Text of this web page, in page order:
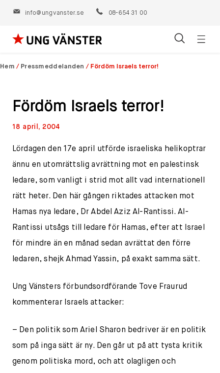
info@ungvanster.se 08-654 31 00
Hoppa
till
Hem / Pressmeddelanden / Fördöm Israels terror!
Fördöm Israels terror!
18 april, 2004
Lördagen den 17e april utförde israeliska helikoptrar
ännu en utomrättslig avrättning mot en palestinsk
ledare, som vanligt i strid mot allt vad internationell
rätt heter. Den här gången riktades attacken mot
Hamas nya ledare, Dr Abdel Aziz Al-Rantissi. Al-
Rantissi utsågs till ledare för Hamas, efter att Israel
för mindre än en månad sedan avrättat den förre
ledaren, shejk Ahmad Yassin, på exakt samma sätt.
Ung Vänsters förbundsordförande Tove Fraurud
kommenterar Israels attacker:
– Den politik som Ariel Sharon bedriver är en politik
som på inga sätt är ny. Den går ut på att tysta kritik
genom politiska mord, och att olagligen och